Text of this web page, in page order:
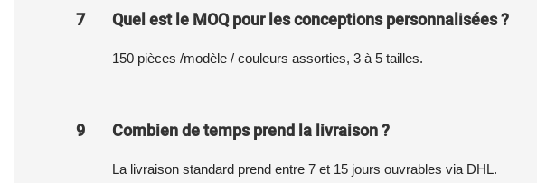
7 Quel est le MOQ pour les conceptions personnalisées ?
150 pièces /modèle / couleurs assorties, 3 à 5 tailles.
9 Combien de temps prend la livraison ?
La livraison standard prend entre 7 et 15 jours ouvrables via DHL.